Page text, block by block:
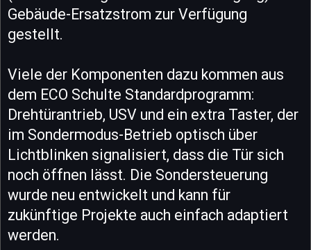
Gebäude-Ersatzstrom zur Verfügung
gestellt.
Viele der Komponenten dazu kommen aus
dem ECO Schulte Standardprogramm:
Drehtürantrieb, USV und ein extra Taster, der
im Sondermodus-Betrieb optisch über
Lichtblinken signalisiert, dass die Tür sich
noch öffnen lässt. Die Sondersteuerung
wurde neu entwickelt und kann für
zukünftige Projekte auch einfach adaptiert
werden.